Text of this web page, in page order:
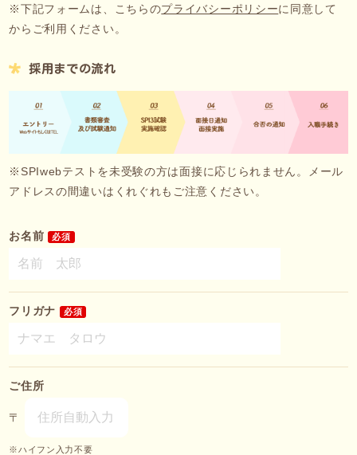
※下記フォームは、こちらのプライバシーポリシーに同意して
からご利用ください。
採用までの流れ
※SPIwebテストを未受験の方は面接に応じられません。メール
アドレスの間違いはくれぐれもご注意ください。
お名前 必須
フリガナ 必須
ご住所
〒
※ハイフン入力不要